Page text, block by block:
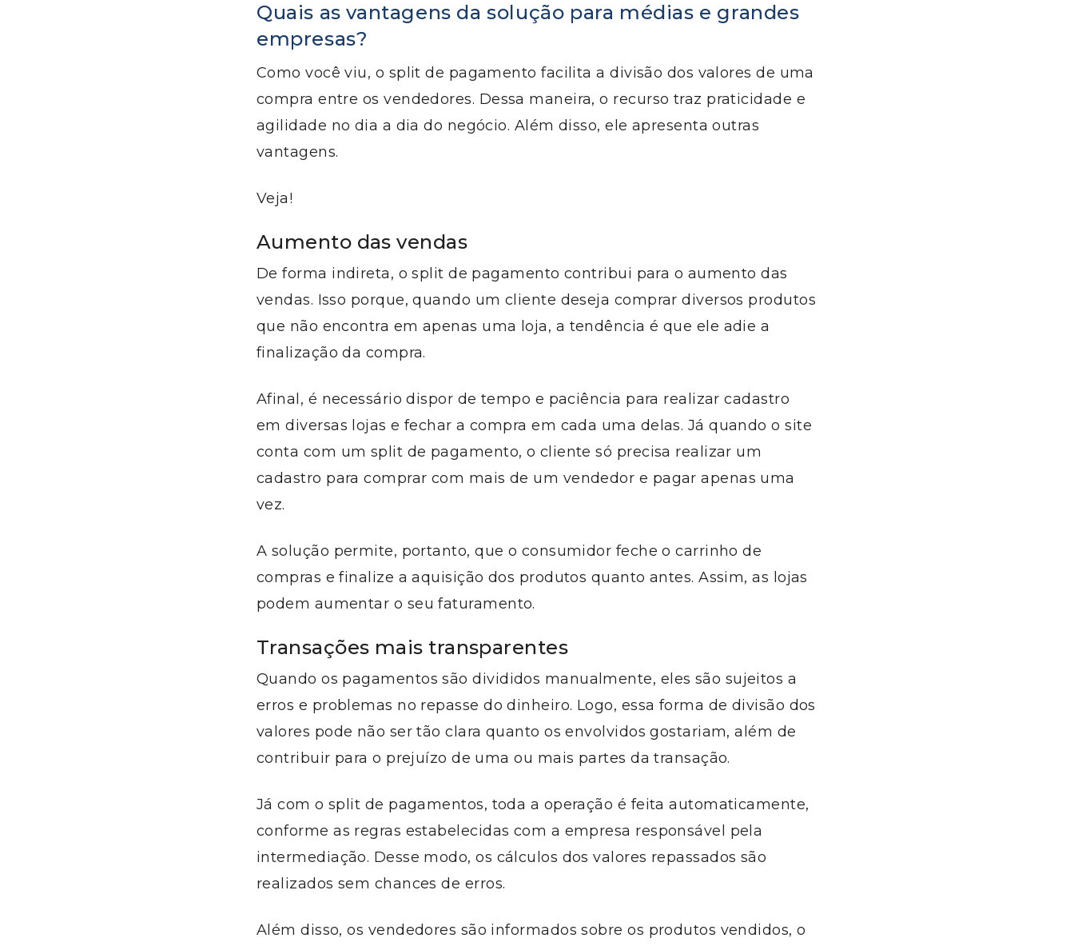
Quais as vantagens da solução para médias e grandes
empresas?
Como você viu, o split de pagamento facilita a divisão dos valores de uma
compra entre os vendedores. Dessa maneira, o recurso traz praticidade e
agilidade no dia a dia do negócio. Além disso, ele apresenta outras
vantagens.
Veja!
Aumento das vendas
De forma indireta, o split de pagamento contribui para o aumento das
vendas. Isso porque, quando um cliente deseja comprar diversos produtos
que não encontra em apenas uma loja, a tendência é que ele adie a
finalização da compra.
Afinal, é necessário dispor de tempo e paciência para realizar cadastro
em diversas lojas e fechar a compra em cada uma delas. Já quando o site
conta com um split de pagamento, o cliente só precisa realizar um
cadastro para comprar com mais de um vendedor e pagar apenas uma
vez.
A solução permite, portanto, que o consumidor feche o carrinho de
compras e finalize a aquisição dos produtos quanto antes. Assim, as lojas
podem aumentar o seu faturamento.
Transações mais transparentes
Quando os pagamentos são divididos manualmente, eles são sujeitos a
erros e problemas no repasse do dinheiro. Logo, essa forma de divisão dos
valores pode não ser tão clara quanto os envolvidos gostariam, além de
contribuir para o prejuízo de uma ou mais partes da transação.
Já com o split de pagamentos, toda a operação é feita automaticamente,
conforme as regras estabelecidas com a empresa responsável pela
intermediação. Desse modo, os cálculos dos valores repassados são
realizados sem chances de erros.
Além disso, os vendedores são informados sobre os produtos vendidos, o